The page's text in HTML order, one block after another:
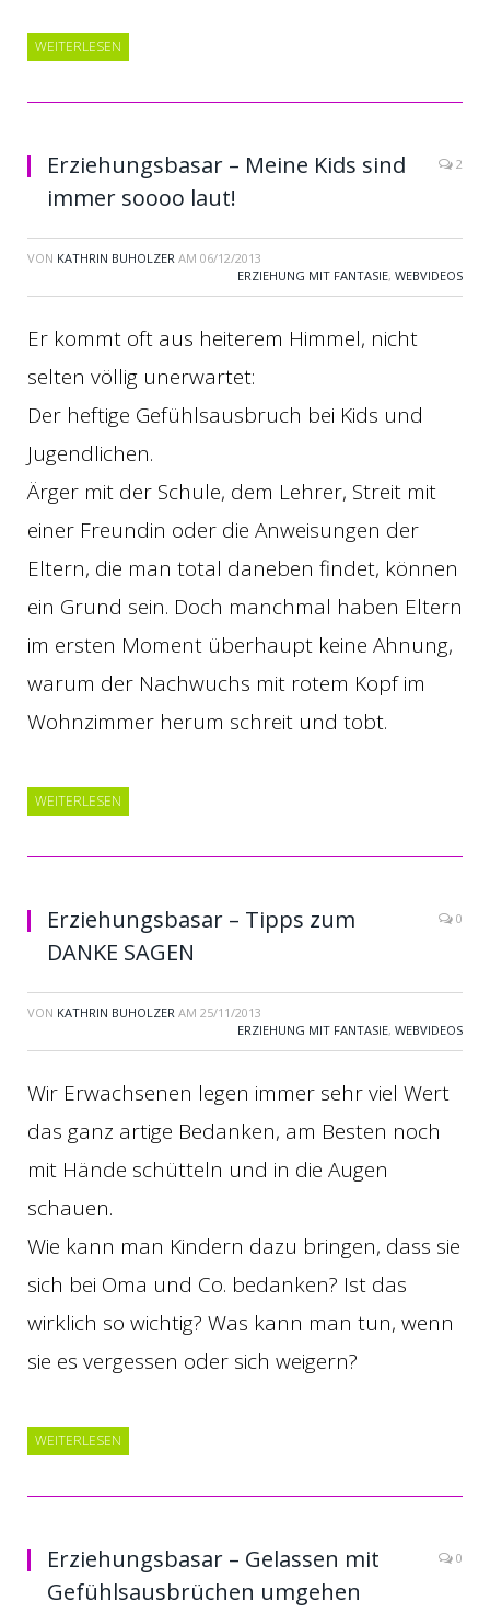
WEITERLESEN
Erziehungsbasar – Meine Kids sind
immer soooo laut!
2
VON KATHRIN BUHOLZER AM 06/12/2013
ERZIEHUNG MIT FANTASIE, WEBVIDEOS
Er kommt oft aus heiterem Himmel, nicht
selten völlig unerwartet:
Der heftige Gefühlsausbruch bei Kids und
Jugendlichen.
Ärger mit der Schule, dem Lehrer, Streit mit
einer Freundin oder die Anweisungen der
Eltern, die man total daneben findet, können
ein Grund sein. Doch manchmal haben Eltern
im ersten Moment überhaupt keine Ahnung,
warum der Nachwuchs mit rotem Kopf im
Wohnzimmer herum schreit und tobt.
WEITERLESEN
Erziehungsbasar – Tipps zum
DANKE SAGEN
0
VON KATHRIN BUHOLZER AM 25/11/2013
ERZIEHUNG MIT FANTASIE, WEBVIDEOS
Wir Erwachsenen legen immer sehr viel Wert
das ganz artige Bedanken, am Besten noch
mit Hände schütteln und in die Augen
schauen.
Wie kann man Kindern dazu bringen, dass sie
sich bei Oma und Co. bedanken? Ist das
wirklich so wichtig? Was kann man tun, wenn
sie es vergessen oder sich weigern?
WEITERLESEN
Erziehungsbasar – Gelassen mit
Gefühlsausbrüchen umgehen
0